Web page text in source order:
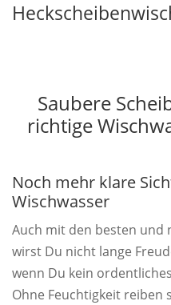
Saubere
richtige
Noch mehr klare
Wischwasser
Auch mit den besten und
wirst Du nicht lange
wenn Du kein
Ohne Feuchtigkeit reiben